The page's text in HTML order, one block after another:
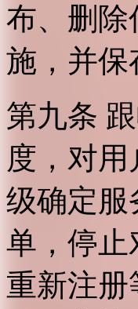
布、删除
施，并保
第九条
度，对
级确定服
单，停止
重新注